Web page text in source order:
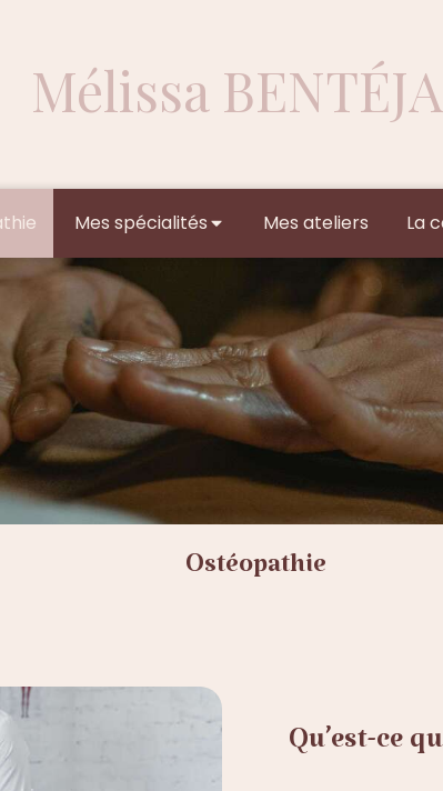
Mélissa
Mes spécialités Mes ateliers La
Ostéopathie
Qu’est-ce